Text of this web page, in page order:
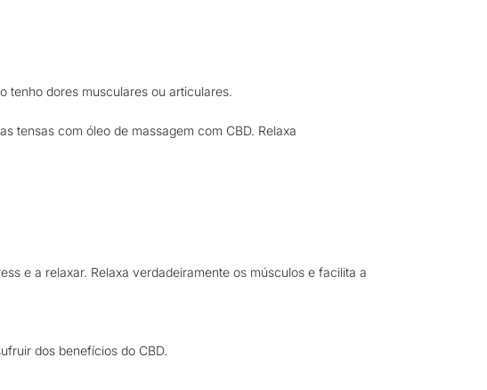
tenho dores musculares ou articulares.
tensas com óleo de massagem com CBD. Relaxa
e a relaxar. Relaxa verdadeiramente os músculos e facilita a
dos benefícios do CBD.